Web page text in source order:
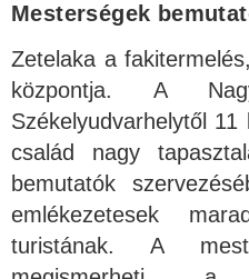
Mesterségek
Zetelaka a
központja. A
Székelyudvarhelytől
család nagy
bemutatók
emlékezetesek
turistának. A